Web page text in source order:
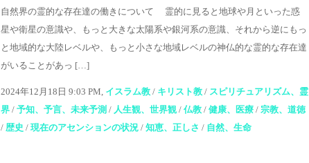
自然界の霊的な存在達の働きについて 霊的に見ると地球や月といった惑
星や衛星の意識や、もっと大きな太陽系や銀河系の意識、それから逆にもっ
と地域的な大陸レベルや、もっと小さな地域レベルの神仏的な霊的な存在達
がいることがあっ […]
2024年12月18日 9:03 PM, イスラム教 / キリスト教 / スピリチュアリズム、霊
界 / 予知、予言、未来予測 / 人生観、世界観 / 仏教 / 健康、医療 / 宗教、道徳
/ 歴史 / 現在のアセンションの状況 / 知恵、正しさ / 自然、生命